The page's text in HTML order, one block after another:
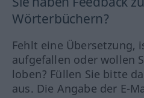
Wörterbüchern?
Fehlt eine Übersetzung,
aufgefallen oder wollen
loben? Füllen Sie bitte
aus. Die Angabe der E-